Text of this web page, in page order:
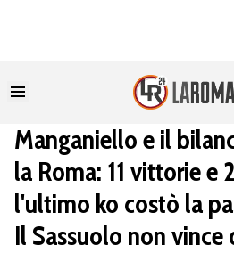
Manganiello e il
la Roma: 11 vittorie e
l'ultimo ko costò la
Il Sassuolo non